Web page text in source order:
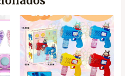
El
precio
original
era:
.
₡2,550
El
precio
actual
es:
.
₡1,700